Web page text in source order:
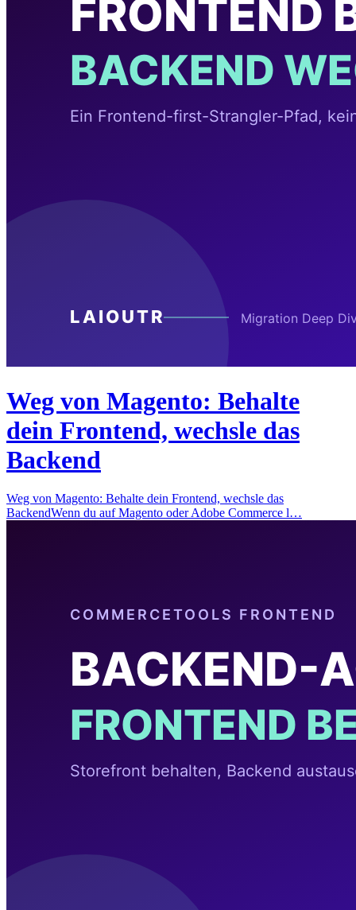
Weg von Magento: Behalte
dein Frontend, wechsle das
Backend
Weg von Magento: Behalte dein Frontend, wechsle das
BackendWenn du auf Magento oder Adobe Commerce l…